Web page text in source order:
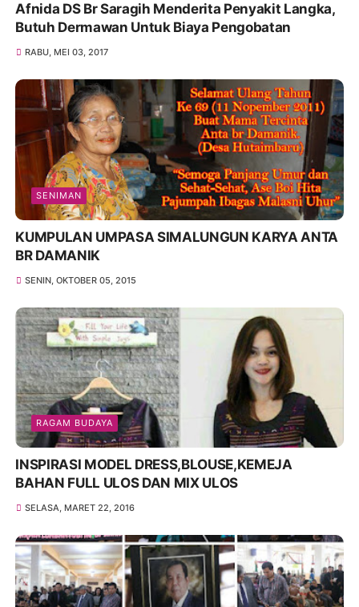
Afnida DS Br Saragih Menderita Penyakit Langka,
Butuh Dermawan Untuk Biaya Pengobatan
RABU, MEI 03, 2017
SENIMAN
KUMPULAN UMPASA SIMALUNGUN KARYA ANTA
BR DAMANIK
SENIN, OKTOBER 05, 2015
RAGAM BUDAYA
INSPIRASI MODEL DRESS,BLOUSE,KEMEJA
BAHAN FULL ULOS DAN MIX ULOS
SELASA, MARET 22, 2016